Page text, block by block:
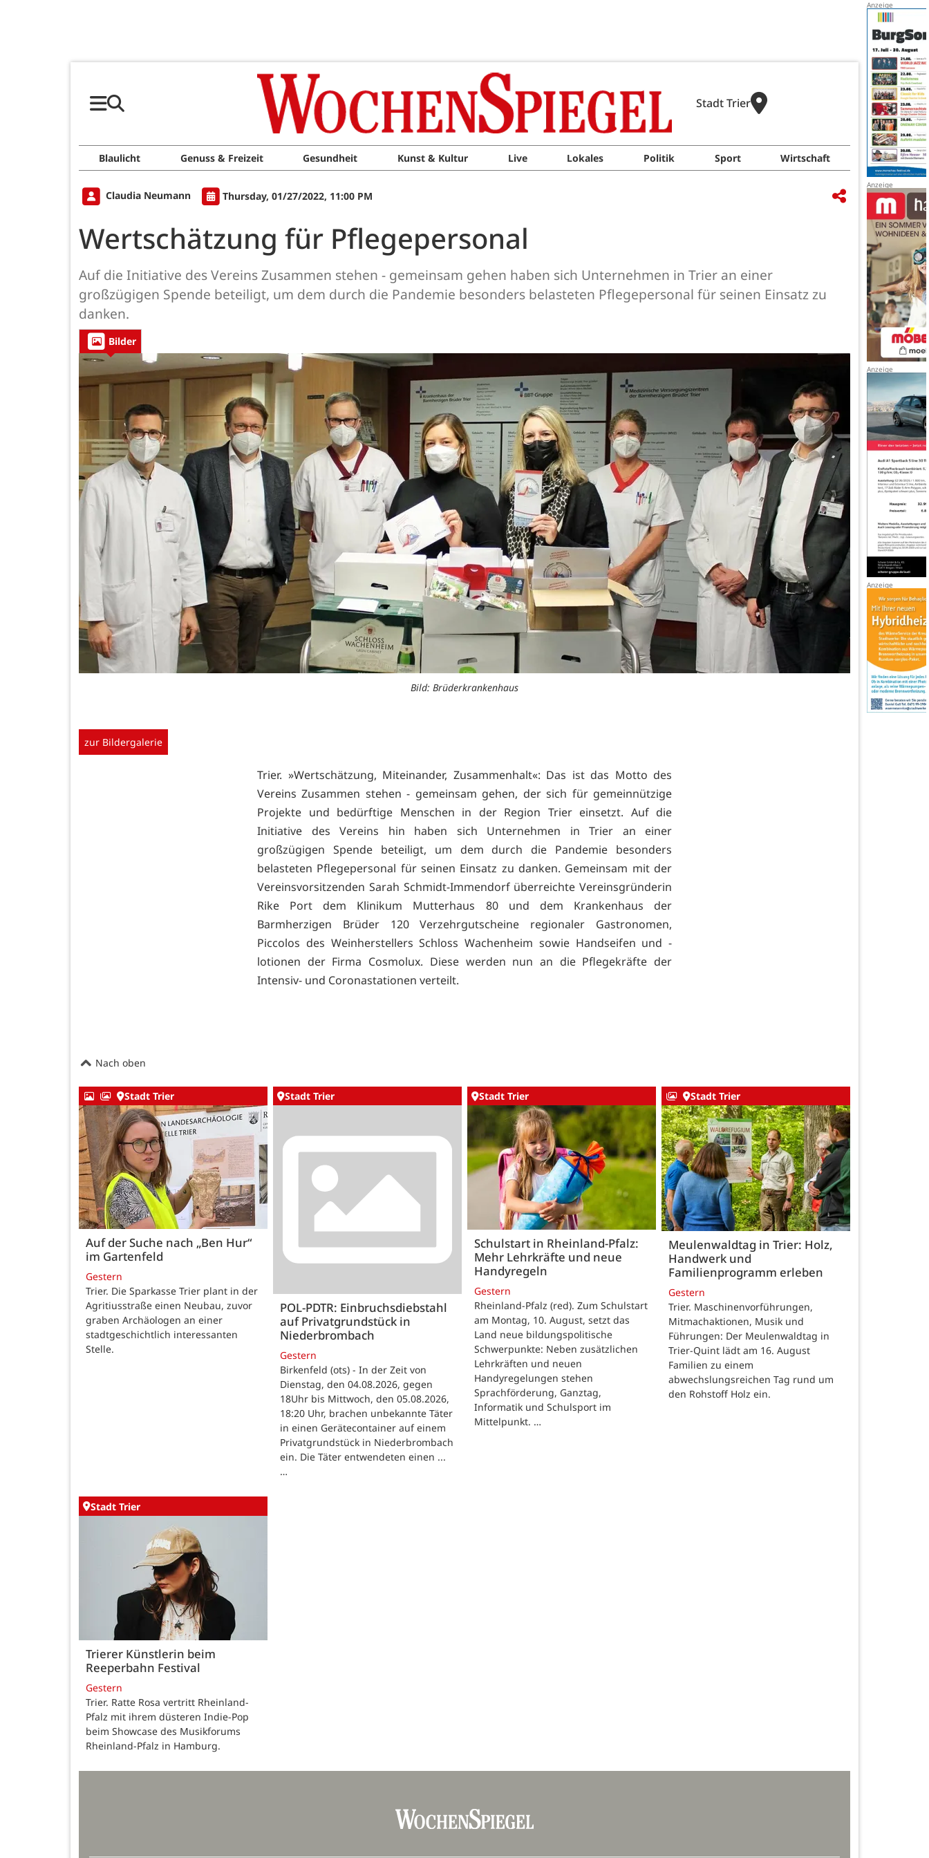
Stadt Trier
Blaulicht Genuss & Freizeit Gesundheit Kunst & Kultur Live Lokales Politik Sport Wirtschaft
Claudia Neumann Thursday, 01/27/2022, 11:00 PM
Wertschätzung für Pflegepersonal
Auf die Initiative des Vereins Zusammen stehen - gemeinsam gehen haben sich Unternehmen in Trier an einer
großzügigen Spende beteiligt, um dem durch die Pandemie besonders belasteten Pflegepersonal für seinen Einsatz zu
danken.
Bilder
Bild: Brüderkrankenhaus
zur Bildergalerie
Trier. »Wertschätzung, Miteinander, Zusammenhalt«: Das ist das Motto des
Vereins Zusammen stehen - gemeinsam gehen, der sich für gemeinnützige
Projekte und bedürftige Menschen in der Region Trier einsetzt. Auf die
Initiative des Vereins hin haben sich Unternehmen in Trier an einer
großzügigen Spende beteiligt, um dem durch die Pandemie besonders
belasteten Pflegepersonal für seinen Einsatz zu danken. Gemeinsam mit der
Vereinsvorsitzenden Sarah Schmidt-Immendorf überreichte Vereinsgründerin
Rike Port dem Klinikum Mutterhaus 80 und dem Krankenhaus der
Barmherzigen Brüder 120 Verzehrgutscheine regionaler Gastronomen,
Piccolos des Weinherstellers Schloss Wachenheim sowie Handseifen und -
lotionen der Firma Cosmolux. Diese werden nun an die Pflegekräfte der
Intensiv- und Coronastationen verteilt.
Nach oben
Stadt Trier
Auf der Suche nach „Ben Hur“
im Gartenfeld
Gestern
Trier. Die Sparkasse Trier plant in der
Agritiusstraße einen Neubau, zuvor
graben Archäologen an einer
stadtgeschichtlich interessanten
Stelle.
Stadt Trier
POL-PDTR: Einbruchsdiebstahl
auf Privatgrundstück in
Niederbrombach
Gestern
Birkenfeld (ots) - In der Zeit von
Dienstag, den 04.08.2026, gegen
18Uhr bis Mittwoch, den 05.08.2026,
18:20 Uhr, brachen unbekannte Täter
in einen Gerätecontainer auf einem
Privatgrundstück in Niederbrombach
ein. Die Täter entwendeten einen ...
…
Stadt Trier
Schulstart in Rheinland-Pfalz:
Mehr Lehrkräfte und neue
Handyregeln
Gestern
Rheinland-Pfalz (red). Zum Schulstart
am Montag, 10. August, setzt das
Land neue bildungspolitische
Schwerpunkte: Neben zusätzlichen
Lehrkräften und neuen
Handyregelungen stehen
Sprachförderung, Ganztag,
Informatik und Schulsport im
Mittelpunkt. …
Stadt Trier
Meulenwaldtag in Trier: Holz,
Handwerk und
Familienprogramm erleben
Gestern
Trier. Maschinenvorführungen,
Mitmachaktionen, Musik und
Führungen: Der Meulenwaldtag in
Trier-Quint lädt am 16. August
Familien zu einem
abwechslungsreichen Tag rund um
den Rohstoff Holz ein.
Stadt Trier
Trierer Künstlerin beim
Reeperbahn Festival
Gestern
Trier. Ratte Rosa vertritt Rheinland-
Pfalz mit ihrem düsteren Indie-Pop
beim Showcase des Musikforums
Rheinland-Pfalz in Hamburg.